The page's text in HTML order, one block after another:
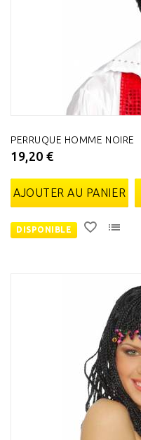
PERRUQUE HOMME NOIRE
19,20 €
AJOUTER AU PANIER
DISPONIBLE